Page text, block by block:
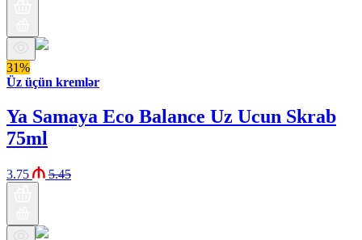
31%
Üz üçün kremlər
Ya Samaya Eco Balance Uz Ucun Skrab
75ml
3.75 5.45